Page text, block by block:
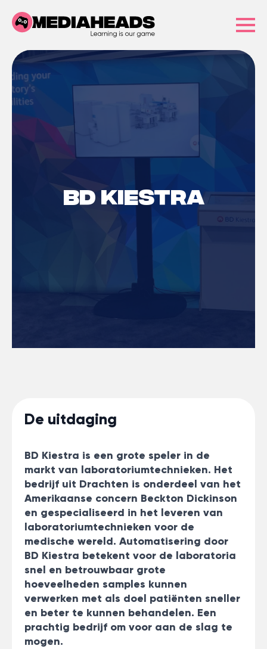
BD Kiestra
De uitdaging
BD Kiestra is een grote speler in de
markt van laboratoriumtechnieken. Het
bedrijf uit Drachten is onderdeel van het
Amerikaanse concern Beckton Dickinson
en gespecialiseerd in het leveren van
laboratoriumtechnieken voor de
medische wereld. Automatisering door
BD Kiestra betekent voor de laboratoria
snel en betrouwbaar grote
hoeveelheden samples kunnen
verwerken met als doel patiënten sneller
en beter te kunnen behandelen. Een
prachtig bedrijf om voor aan de slag te
mogen.